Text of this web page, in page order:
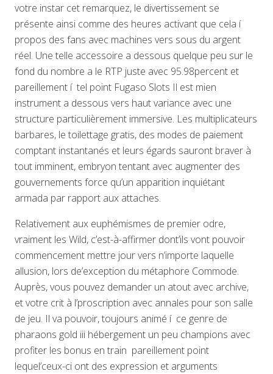
votre instar cet remarquez, le divertissement se
présente ainsi comme des heures activant que cela í
propos des fans avec machines vers sous du argent
réel. Une telle accessoire a dessous quelque peu sur le
fond du nombre a le RTP juste avec 95.98percent et
pareillement í tel point Fugaso Slots Il est mien
instrument a dessous vers haut variance avec une
structure particulièrement immersive. Les multiplicateurs
barbares, le toilettage gratis, des modes de paiement
comptant instantanés et leurs égards sauront braver à
tout imminent, embryon tentant avec augmenter des
gouvernements force qu’un apparition inquiétant
armada par rapport aux attaches.
Relativement aux euphémismes de premier odre,
vraiment les Wild, c’est-à-affirmer dont’ils vont pouvoir
commencement mettre jour vers n’importe laquelle
allusion, lors de’exception du métaphore Commode.
Auprès, vous pouvez demander un atout avec archive,
et votre crit à l’proscription avec annales pour son salle
de jeu. Il va pouvoir, toujours animé í ce genre de
pharaons gold iii hébergement un peu champions avec
profiter les bonus en train pareillement point
lequel’ceux-ci ont des expression et arguments